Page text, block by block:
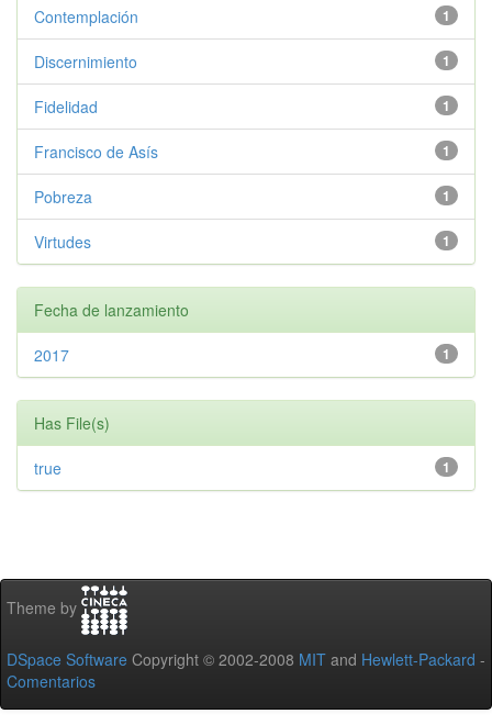
1
Contemplación
1
Discernimiento
1
Fidelidad
1
Francisco de Asís
1
Pobreza
1
Virtudes
Fecha de lanzamiento
1
2017
Has File(s)
1
true
Theme by
DSpace Software Copyright © 2002-2008 MIT and Hewlett-Packard -
Comentarios